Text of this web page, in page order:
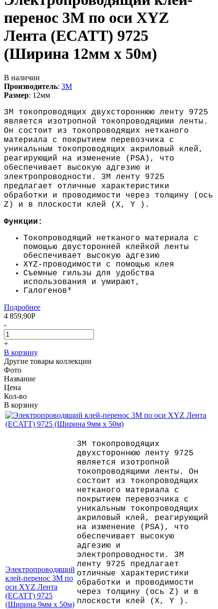
перенос 3M по оси XYZ
Лента (ECATT) 9725
(Ширина 12мм х 50м)
В наличии
Производитель: 3M
Размер: 12мм
3M токопроводящих двухстороннюю ленту 9725
является изотропной токопроводящими ленты.
Он состоит из токопроводящих нетканого
материала с покрытием перевозчика с
уникальным токопроводящих акриловый клей,
реагирующий на изменение (PSA), что
обеспечивает высокую адгезию и
электропроводности. 3M ленту 9725
предлагает отличные характеристики
обработки и проводимости через толщину (ось
Z) и в плоскости клей (X, Y ).
Функции:
Токопроводящий нетканого материала с
помощью двусторонней клейкой ленты
обеспечивает высокую адгезию
XYZ-проводимости с помощью клея
Съемные гильзы для удобства
использования и умирают,
Галогенов*
Подробнее
4 859,90Р
-
+
В корзину
Другие товары коллекции
Фото
Название
Цена
Кол-во
В корзину
Электропроводящий
клей-перенос 3M по
оси XYZ Лента
(ECATT) 9725
(Ширина 9мм х 50м)
3M токопроводящих
двухстороннюю ленту 9725
является изотропной
токопроводящими ленты. Он
состоит из токопроводящих
нетканого материала с
покрытием перевозчика с
уникальным токопроводящих
акриловый клей, реагирующий
на изменение (PSA), что
обеспечивает высокую
адгезию и
электропроводности. 3M
ленту 9725 предлагает
отличные характеристики
обработки и проводимости
через толщину (ось Z) и в
плоскости клей (X, Y ).